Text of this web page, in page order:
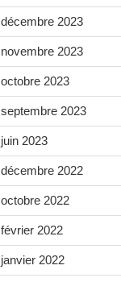
décembre 2023
novembre 2023
octobre 2023
septembre 2023
juin 2023
décembre 2022
octobre 2022
février 2022
janvier 2022